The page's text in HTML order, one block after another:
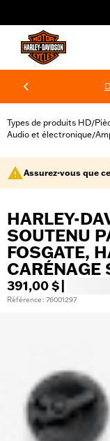
Types de produits HD/
Audio et électronique/
Assurez-vous que
HARLEY-
SOUTENU
FOSGATE,
CARÉNAGE
391,00 $
Référence : 76001297